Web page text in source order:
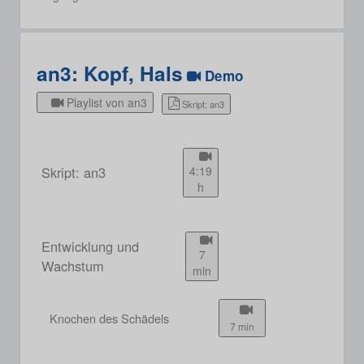
an3: Kopf, Hals Demo
Playlist von an3 Skript: an3
Skript: an3
4:19
h
Entwicklung und
Wachstum
7
min
Knochen des Schädels 7 min